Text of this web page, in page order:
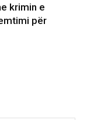
krimin e
për